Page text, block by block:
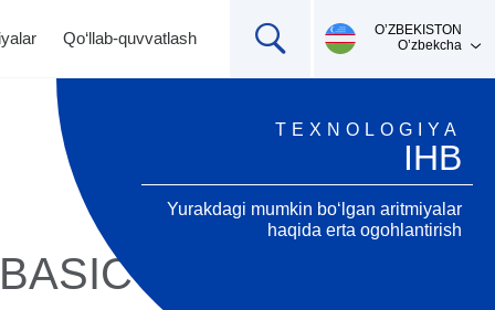
Qo‘llab-quvvatlash
О’ZBEKISTON
O’zbekcha
TEXNOLOGIYA
IHB
Yurakdagi mumkin bo‘lgan aritmiyalar
haqida erta ogohlantirish